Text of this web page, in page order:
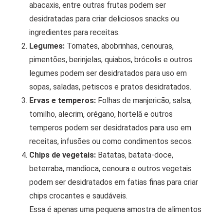
abacaxis, entre outras frutas podem ser
desidratadas para criar deliciosos snacks ou
ingredientes para receitas.
Legumes: Tomates, abobrinhas, cenouras,
pimentões, berinjelas, quiabos, brócolis e outros
legumes podem ser desidratados para uso em
sopas, saladas, petiscos e pratos desidratados.
Ervas e temperos: Folhas de manjericão, salsa,
tomilho, alecrim, orégano, hortelã e outros
temperos podem ser desidratados para uso em
receitas, infusões ou como condimentos secos.
Chips de vegetais: Batatas, batata-doce,
beterraba, mandioca, cenoura e outros vegetais
podem ser desidratados em fatias finas para criar
chips crocantes e saudáveis.
Essa é apenas uma pequena amostra de alimentos